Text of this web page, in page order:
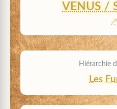
VENUS /
Hiérarchie
Les